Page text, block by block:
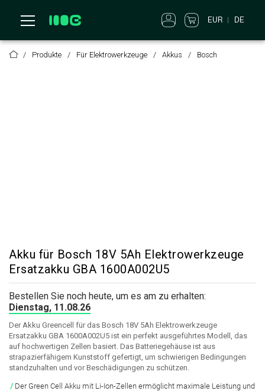
EUR DE
Produkte Für Elektrowerkzeuge Akkus Bosch
Akku für Bosch 18V 5Ah Elektrowerkzeuge
Ersatzakku GBA 1600A002U5
Bestellen Sie noch heute, um es am zu erhalten:
Dienstag, 11.08.26
Der Akku Greencell für das Bosch 18V 5Ah Elektrowerkzeuge
Ersatzakku GBA 1600A002U5 ist ein perfekt ausgeführtes Modell, das
auf hochwertigen Zellen basiert. Das Batteriegehäuse ist aus
strapazierfähigem Kunststoff gefertigt, um schwierigen Bedingungen
standzuhalten und vor Beschädigungen zu schützen.
Der Green Cell Akku mit Li-Ion-Zellen ermöglicht maximale Leistung und